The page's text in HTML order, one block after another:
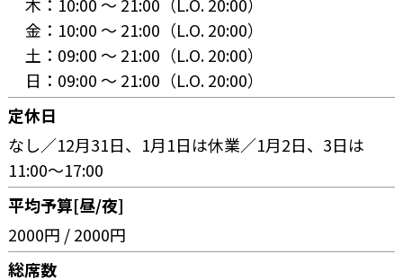
金： 10:00 〜 21:00（L.O. 20:00）
土： 09:00 〜 21:00（L.O. 20:00）
日： 09:00 〜 21:00（L.O. 20:00）
定休日
なし／12月31日、1月1日は休業／1月2日、3日は
11:00～17:00
平均予算[昼/夜]
2000円 / 2000円
総席数